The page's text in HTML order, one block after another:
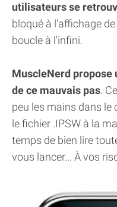
utilisateurs se
bloqué à l'affichage
boucle à l'infini.
MuscleNerd propose
de ce mauvais pas.
peu les mains dans
le fichier .IPSW à la
temps de bien lire
vous lancer... À vos